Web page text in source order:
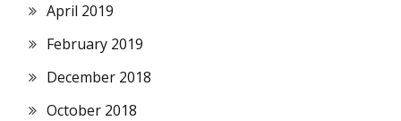
April 2019
February 2019
December 2018
October 2018